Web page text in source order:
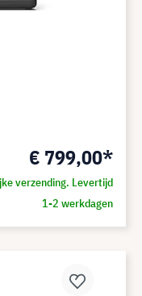
€ 799,00*
verzending. Levertijd
1-2 werkdagen